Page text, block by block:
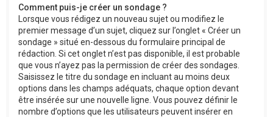
Comment puis-je créer un sondage ?
Lorsque vous rédigez un nouveau sujet ou modifiez le
premier message d’un sujet, cliquez sur l’onglet « Créer un
sondage » situé en-dessous du formulaire principal de
rédaction. Si cet onglet n’est pas disponible, il est probable
que vous n’ayez pas la permission de créer des sondages.
Saisissez le titre du sondage en incluant au moins deux
options dans les champs adéquats, chaque option devant
être insérée sur une nouvelle ligne. Vous pouvez définir le
nombre d’options que les utilisateurs peuvent insérer en